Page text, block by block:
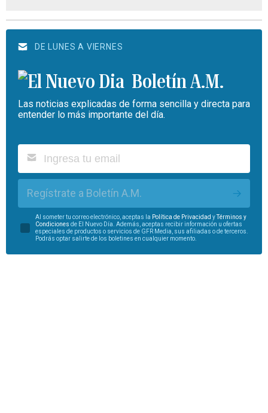
DE LUNES A VIERNES
Boletín A.M.
Las noticias explicadas de forma sencilla y directa para
entender lo más importante del día.
Regístrate a Boletín A.M.
Al someter tu correo electrónico, aceptas la Política de Privacidad y
Términos y
Condiciones de El Nuevo Día. Además, aceptas recibir información u ofertas
especiales de productos o servicios de GFR Media, sus afiliadas o de terceros.
Podrás optar salirte de los boletines en cualquier momento.